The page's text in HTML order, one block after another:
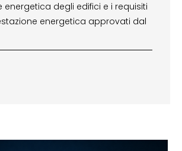
energetica degli edifici e i requisiti
energetica approvati dal